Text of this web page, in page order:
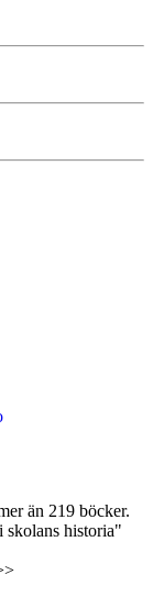
än 219 böcker.
historia"